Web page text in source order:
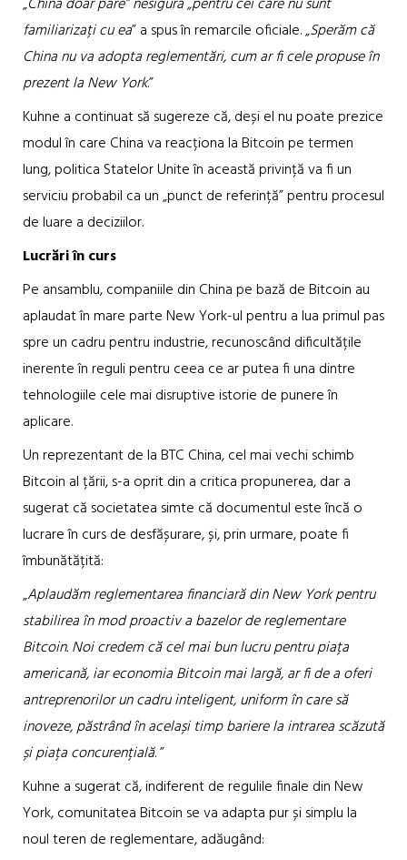
familiarizați cu ea” a spus în remarcile oficiale. „Sperăm că
China nu va adopta reglementări, cum ar fi cele propuse în
prezent la New York.”
Kuhne a continuat să sugereze că, deși el nu poate prezice
modul în care China va reacționa la Bitcoin pe termen
lung, politica Statelor Unite în această privință va fi un
serviciu probabil ca un „punct de referință” pentru procesul
de luare a deciziilor.
Lucrări în curs
Pe ansamblu, companiile din China pe bază de Bitcoin au
aplaudat în mare parte New York-ul pentru a lua primul pas
spre un cadru pentru industrie, recunoscând dificultățile
inerente în reguli pentru ceea ce ar putea fi una dintre
tehnologiile cele mai disruptive istorie de punere în
aplicare.
Un reprezentant de la BTC China, cel mai vechi schimb
Bitcoin al țării, s-a oprit din a critica propunerea, dar a
sugerat că societatea simte că documentul este încă o
lucrare în curs de desfășurare, și, prin urmare, poate fi
îmbunătățită:
„Aplaudăm reglementarea financiară din New York pentru
stabilirea în mod proactiv a bazelor de reglementare
Bitcoin. Noi credem că cel mai bun lucru pentru piața
americană, iar economia Bitcoin mai largă, ar fi de a oferi
antreprenorilor un cadru inteligent, uniform în care să
inoveze, păstrând în același timp bariere la intrarea scăzută
și piața concurențială. ”
Kuhne a sugerat că, indiferent de regulile finale din New
York, comunitatea Bitcoin se va adapta pur și simplu la
noul teren de reglementare, adăugând: